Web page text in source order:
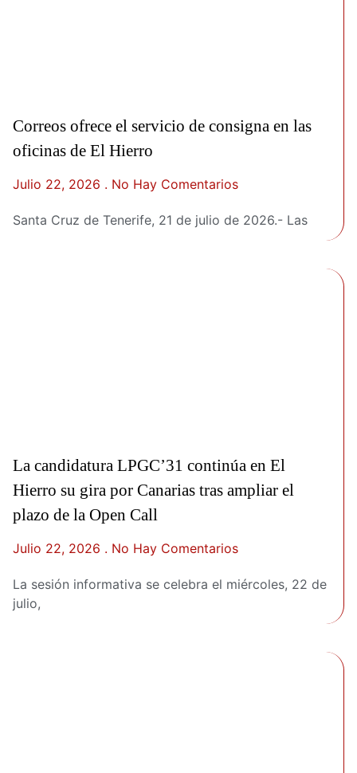
Correos ofrece el servicio de consigna en las
oficinas de El Hierro
Julio 22, 2026 No Hay Comentarios
Santa Cruz de Tenerife, 21 de julio de 2026.- Las
La candidatura LPGC’31 continúa en El
Hierro su gira por Canarias tras ampliar el
plazo de la Open Call
Julio 22, 2026 No Hay Comentarios
La sesión informativa se celebra el miércoles, 22 de
julio,